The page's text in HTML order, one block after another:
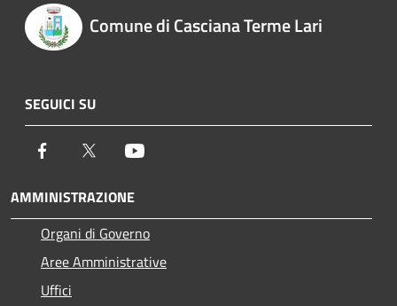
Comune di Casciana Terme Lari
SEGUICI SU
Facebook Twitter
AMMINISTRAZIONE
Organi di Governo
Aree Amministrative
Uffici